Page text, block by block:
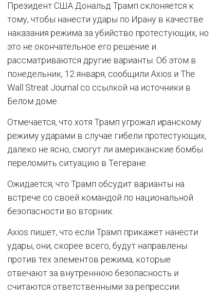
Президент США Дональд Трамп склоняется к
тому, чтобы нанести удары по Ирану в качестве
наказания режима за убийство протестующих, но
это не окончательное его решение и
рассматриваются другие варианты. Об этом в
понедельник, 12 января, сообщили Axios и The
Wall Streat Journal со ссылкой на источники в
Белом доме.
Отмечается, что хотя Трамп угрожал иранскому
режиму ударами в случае гибели протестующих,
далеко не ясно, смогут ли американские бомбы
переломить ситуацию в Тегеране.
Ожидается, что Трамп обсудит варианты на
встрече со своей командой по национальной
безопасности во вторник.
Axios пишет, что если Трамп прикажет нанести
удары, они, скорее всего, будут направлены
против тех элементов режима, которые
отвечают за внутреннюю безопасность и
считаются ответственными за репрессии.